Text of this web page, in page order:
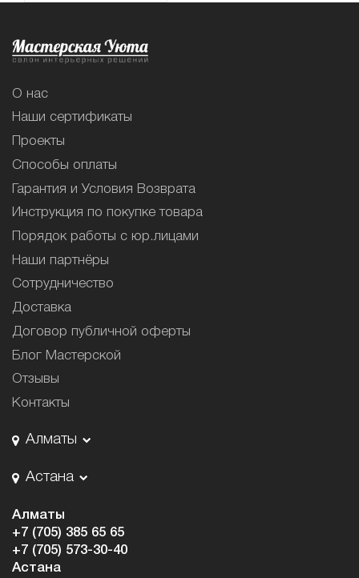
О нас
Наши сертификаты
Проекты
Способы оплаты
Гарантия и Условия Возврата
Инструкция по покупке товара
Порядок работы с юр.лицами
Наши партнёры
Сотрудничество
Доставка
Договор публичной оферты
Блог Мастерской
Отзывы
Контакты
Алматы
Астана
Алматы
+7 (705) 385 65 65
+7 (705) 573-30-40
Астана